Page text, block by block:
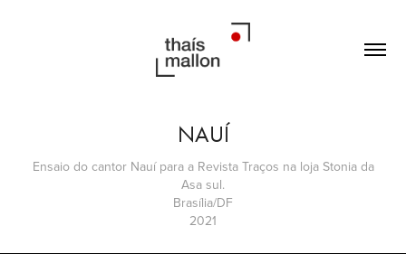
NAUÍ
Ensaio do cantor Nauí para a Revista Traços na loja Stonia da
Asa sul.
Brasília/DF
2021